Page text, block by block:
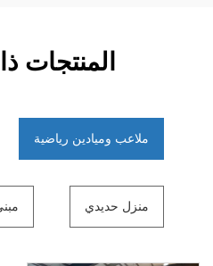
المنتجات
ملاعب وميادين رياضية
منزل حديدي